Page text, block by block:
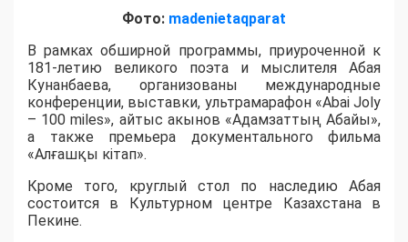
Фото: madenietaqparat
В рамках обширной программы, приуроченной к
181-летию великого поэта и мыслителя Абая
Кунанбаева, организованы международные
конференции, выставки, ультрамарафон «Abai Joly
– 100 miles», айтыс акынов «Адамзаттың Абайы»,
а также премьера документального фильма
«Алғашқы кітап».
Кроме того, круглый стол по наследию Абая
состоится в Культурном центре Казахстана в
Пекине.